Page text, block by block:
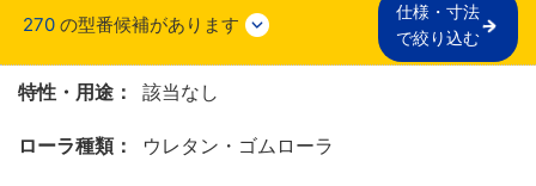
270 の型番候補があります
仕様・寸法
で絞り込む
特性・用途： 該当なし
ローラ種類： ウレタン・ゴムローラ